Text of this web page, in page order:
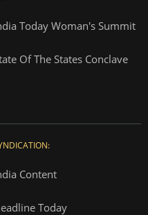
Today Woman's Summit
Of The States Conclave
Content
Today